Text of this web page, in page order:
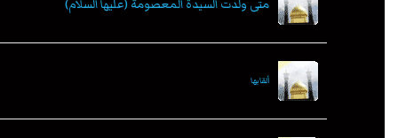
متى ولدت السيدة المعصومة (عليها السلام)
ألقابها